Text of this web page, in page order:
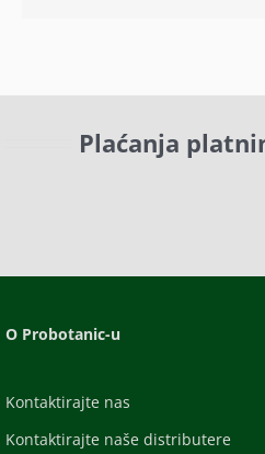
Plaćanja
O Probotanic-u
Kontaktirajte nas
Kontaktirajte naše distributere